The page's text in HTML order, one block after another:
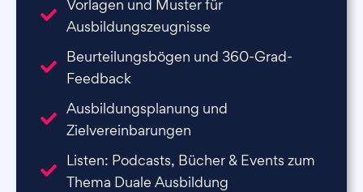
Vorlagen und Muster für
Ausbildungszeugnisse
Beurteilungsbögen und 360-Grad-
Feedback
Ausbildungsplanung und
Zielvereinbarungen
Listen: Podcasts, Bücher & Events zum
Thema Duale Ausbildung